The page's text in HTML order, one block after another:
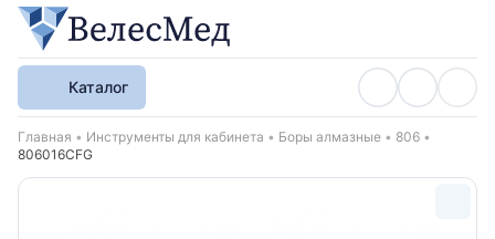
Каталог
Хлебные крошки
Главная Инструменты для кабинета Боры алмазные
806
806016CFG